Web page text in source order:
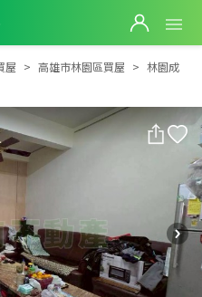
林園成家首選透天
屋 高雄市林園區買屋
林園成